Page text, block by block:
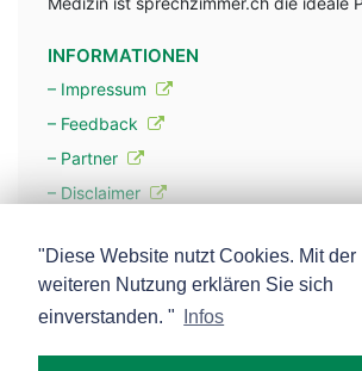
INFORMATIONEN
– Impressum
– Feedback
– Partner
– Disclaimer
– Werbung
– Mehr über unsere Experten
"Diese Website nutzt Cookies. Mit der
weiteren Nutzung erklären Sie sich
einverstanden. "
Infos